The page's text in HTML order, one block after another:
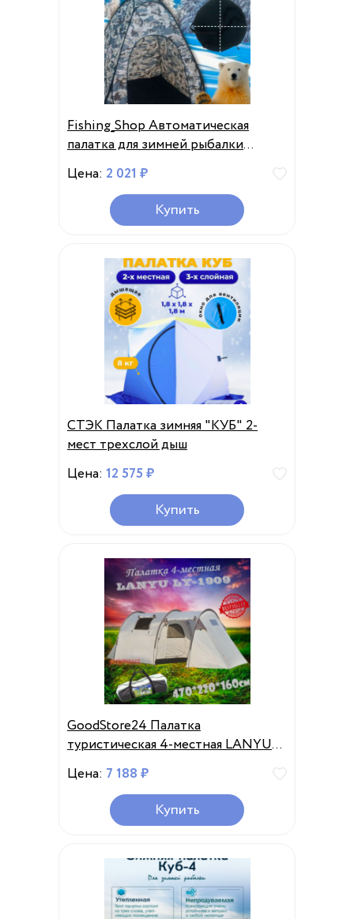
Fishing_Shop Автоматическая
палатка для зимней рыбалки
туристическая 2 м
Цена: 2 021 ₽
Купить
СТЭК Палатка зимняя "КУБ" 2-
мест трехслой дыш
Цена: 12 575 ₽
Купить
GoodStore24 Палатка
туристическая 4-местная LANYU
LY-1909
Цена: 7 188 ₽
Купить